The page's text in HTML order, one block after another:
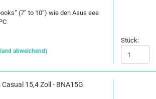
(7’’ to 10’’) wie den Asus eee
abweichend)
Stück:
15,4 Zoll - BNA15G